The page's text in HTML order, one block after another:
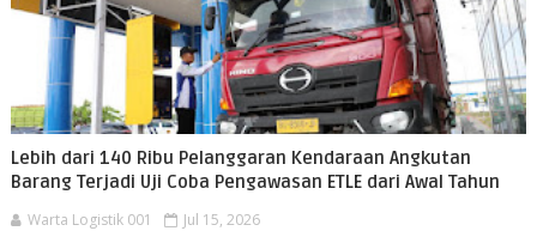
Lebih dari 140 Ribu Pelanggaran Kendaraan Angkutan
Barang Terjadi Uji Coba Pengawasan ETLE dari Awal Tahun
Warta Logistik 001 Jul 15, 2026